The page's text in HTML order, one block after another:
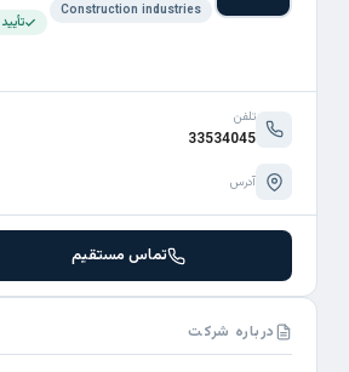
Construction industries
تلفن
33534045
آدرس
تماس مستقیم
درباره شرکت